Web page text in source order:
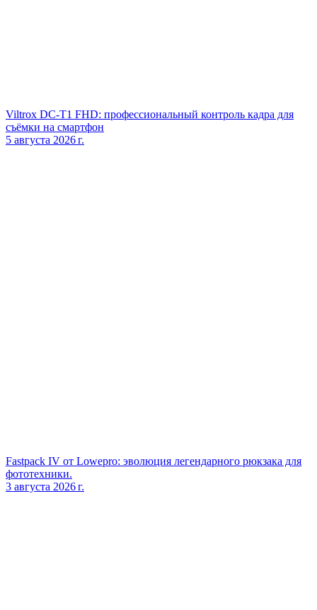
Viltrox DC‑T1 FHD: профессиональный контроль кадра для
съёмки на смартфон
5 августа 2026 г.
Fastpack IV от Lowepro: эволюция легендарного рюкзака для
фототехники.
3 августа 2026 г.